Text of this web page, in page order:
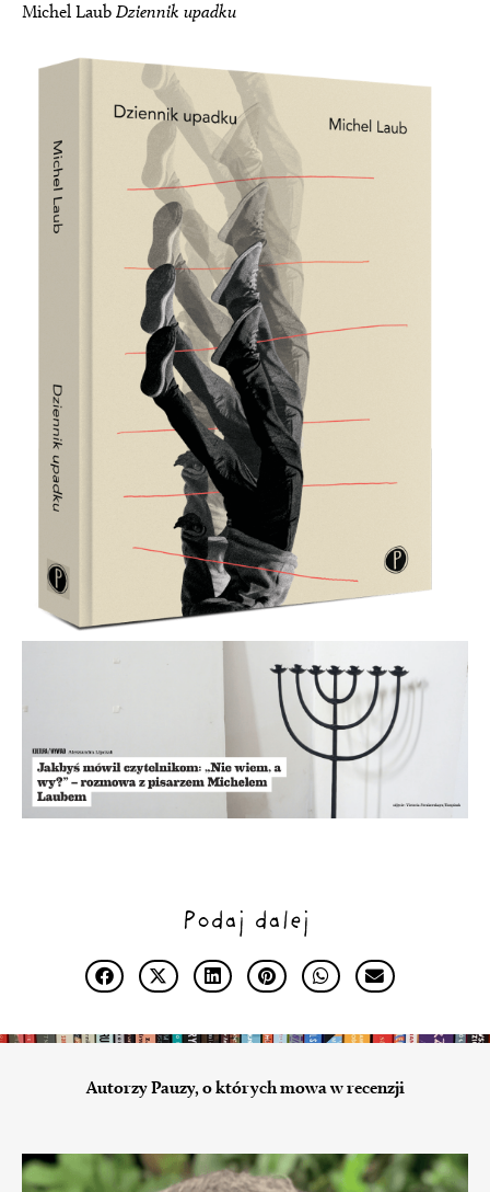
Michel Laub Dziennik upadku
Podaj dalej
Autorzy Pauzy, o których mowa w recenzji